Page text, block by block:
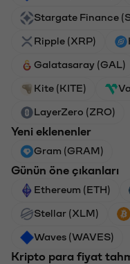
Stargate Finance
Ripple (XRP)
Galatasaray (GAL)
Kite (KITE)
LayerZero (ZRO)
Yeni eklenenler
Gram (GRAM)
Günün öne çıkanları
Ethereum (ETH)
Stellar (XLM)
Waves (WAVES)
Kripto para fiyat